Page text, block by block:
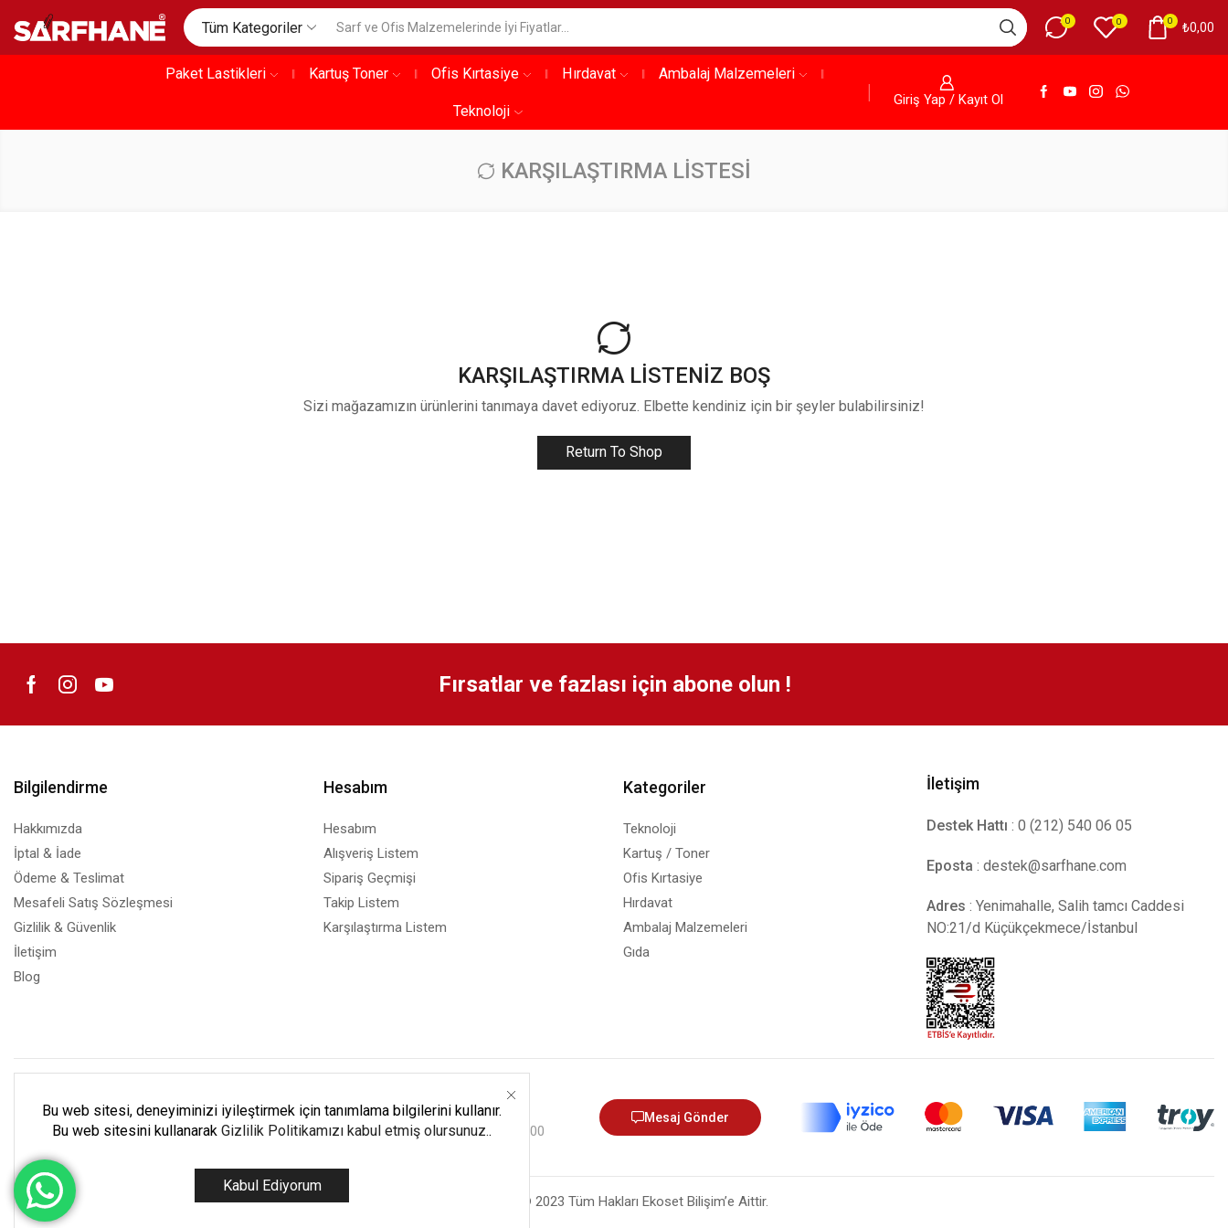
Tüm Kategoriler 0 0 0 ₺0,00
Paket Lastikleri Kartuş Toner Ofis Kırtasiye Hırdavat Ambalaj Malzemeleri
Teknoloji
Giriş Yap / Kayıt Ol
KARŞILAŞTIRMA LISTESI
KARŞILAŞTIRMA LISTENIZ BOŞ
Sizi mağazamızın ürünlerini tanımaya davet ediyoruz. Elbette kendiniz için bir şeyler bulabilirsiniz!
Return To Shop
Fırsatlar ve fazlası için abone olun !
Bilgilendirme
Hakkımızda
İptal & İade
Ödeme & Teslimat
Mesafeli Satış Sözleşmesi
Gizlilik & Güvenlik
İletişim
Blog
Hesabım
Hesabım
Alışveriş Listem
Sipariş Geçmişi
Takip Listem
Karşılaştırma Listem
Kategoriler
Teknoloji
Kartuş / Toner
Ofis Kırtasiye
Hırdavat
Ambalaj Malzemeleri
Gıda
İletişim
Destek Hattı : 0 (212) 540 06 05
Eposta : destek@sarfhane.com
Adres : Yenimahalle, Salih tamcı Caddesi
NO:21/d Küçükçekmece/İstanbul
Müşteri Destek Hattı (212) 540 06 05
Pazartesi - Cuma: 9:00 - 18:00 Cumartesi - 9:00 - 13:00
Mesaj Gönder
Copyright © 2023 Tüm Hakları Ekoset Bilişim’e Aittir.
Bu web sitesi, deneyiminizi iyileştirmek için tanımlama bilgilerini kullanır.
Bu web sitesini kullanarak Gizlilik Politikamızı kabul etmiş olursunuz..
Kabul Ediyorum